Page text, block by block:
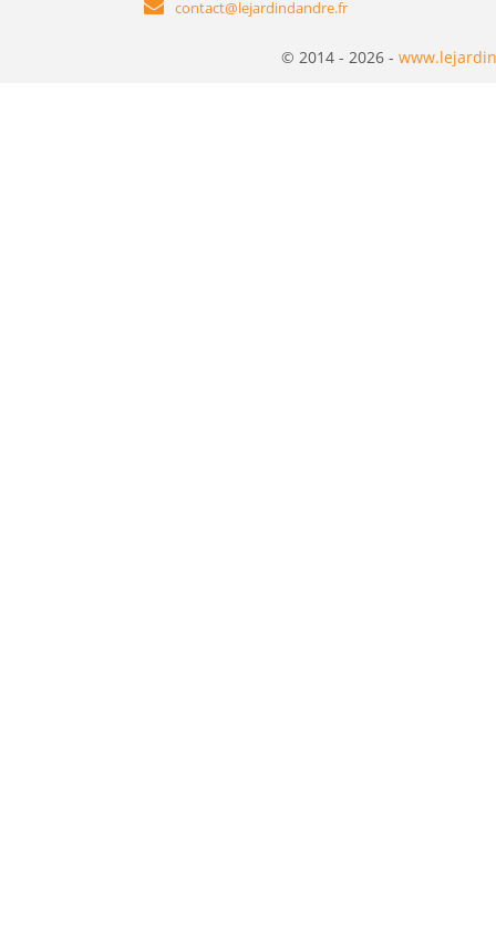
contact@lejardindandre.fr
© 2014 - 2026 -